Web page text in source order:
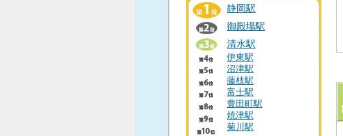
静岡駅
御殿場駅
清水駅
伊東駅
沼津駅
藤枝駅
富士駅
豊田町駅
焼津駅
菊川駅